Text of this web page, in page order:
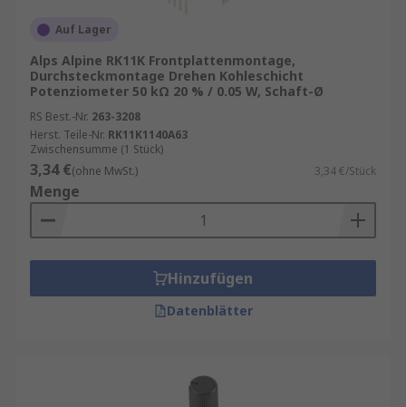
Auf Lager
Alps Alpine RK11K Frontplattenmontage,
Durchsteckmontage Drehen Kohleschicht
Potenziometer 50 kΩ 20 % / 0.05 W, Schaft-Ø
RS Best.-Nr. 263-3208
Herst. Teile-Nr. RK11K1140A63
Zwischensumme (1 Stück)
3,34 €(ohne MwSt.) 3,34 €/Stück
Menge
Hinzufügen
Datenblätter